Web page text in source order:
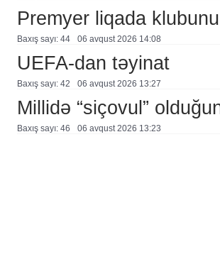
Premyer liqada
Baxış sayı: 44 06 avqust 2026 14:08
UEFA-dan təyinat
Baxış sayı: 42 06 avqust 2026 13:27
Millidə “siçovul”
Baxış sayı: 46 06 avqust 2026 13:23